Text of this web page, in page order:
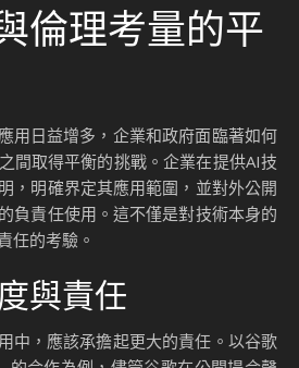
倫理考量的平
用日益增多，企業和政府面臨著如何
間取得平衡的挑戰。企業在提供AI技
，明確界定其應用範圍，並對外公開
負責任使用。這不僅是對技術本身的
任的考驗。
與責任
中，應該承擔起更大的責任。以谷歌